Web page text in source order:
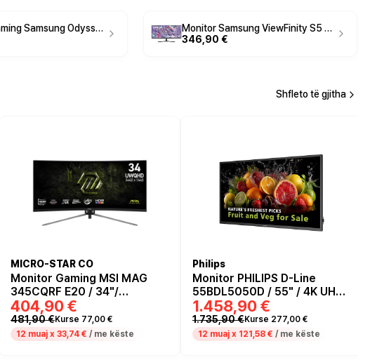
Monitor Gaming Samsung Odyssey OLED G9 (G95SC) / 49" / Dual QHD QD-OLED Curved / 240Hz / 0.03ms / USB-C+HDMI+DP+USB - Zezë
Monitor Samsung ViewFinity S5 S34C500 / 34" / UltraWide WQHD VA / 100Hz / 5ms / HDMI+DP - Zezë
346,90 €
Shfleto të gjitha
MICRO-STAR CO
Monitor Gaming MSI MAG
345CQRF E20 / 34"/
UltraWide Dual Quad HD
Rapid VA / Curved / 200Hz /
0.5ms / HDMI+DP - Zezë
404,90 €
481,90 €Kurse 77,00 €
12 muaj x 33,74 € / me këste
Philips
Monitor PHILIPS D-Line
55BDL5050D / 55" / 4K UHD
VA / LCD / 8ms /
HDMI+USB+DP - Zezë
1.458,90 €
1.735,90 €Kurse 277,00 €
12 muaj x 121,58 € / me këste